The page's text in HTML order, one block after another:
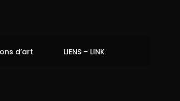
d’art LIENS – LINK